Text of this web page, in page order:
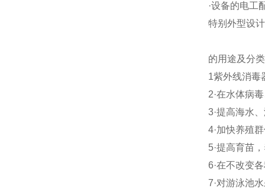
·设备的电工
特别外型设
的用途及分类
1紫外线消毒
2·在水体病
3·提高海水
4·加快养殖
5·提高育苗
6·在不改变
7·对游泳池